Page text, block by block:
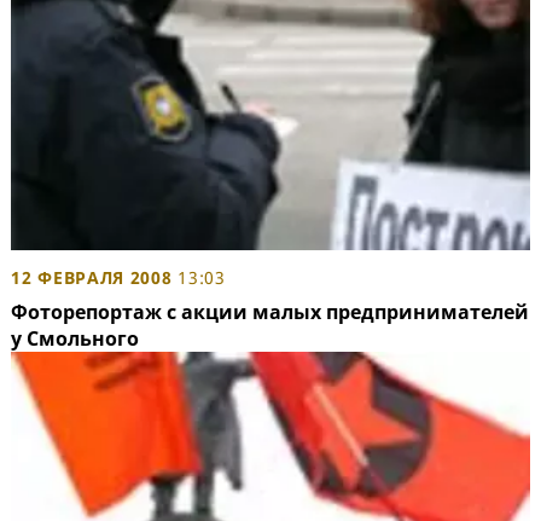
12 ФЕВРАЛЯ 2008 13:03
Фоторепортаж с акции малых предпринимателей
у Смольного